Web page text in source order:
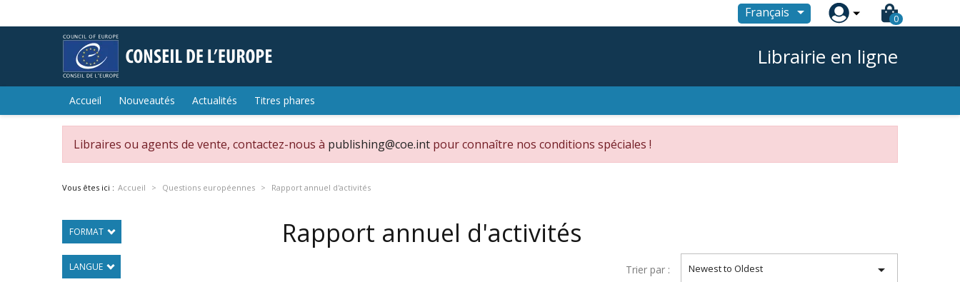
Français  0
Librairie en ligne
Accueil Nouveautés Actualités Titres phares
Libraires ou agents de vente, contactez-nous à publishing@coe.int pour connaître nos conditions spéciales !
Vous êtes ici : Accueil Questions européennes Rapport annuel d'activités
FORMAT
LANGUE
Rapport annuel d'activités
Trier par : Newest to Oldest 